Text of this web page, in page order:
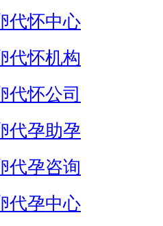
代怀中心
代怀机构
代怀公司
代孕助孕
代孕咨询
代孕中心